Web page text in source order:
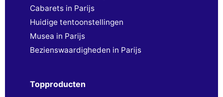
Cabarets in Parijs
Huidige tentoonstellingen
Musea in Parijs
Bezienswaardigheden in Parijs
Topproducten